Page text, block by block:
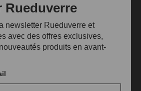
Rueduverre
newsletter Rueduverre et
avec des offres exclusives,
produits en avant-